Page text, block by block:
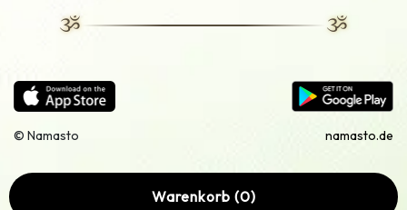
© Namasto namasto.de
Warenkorb (0)